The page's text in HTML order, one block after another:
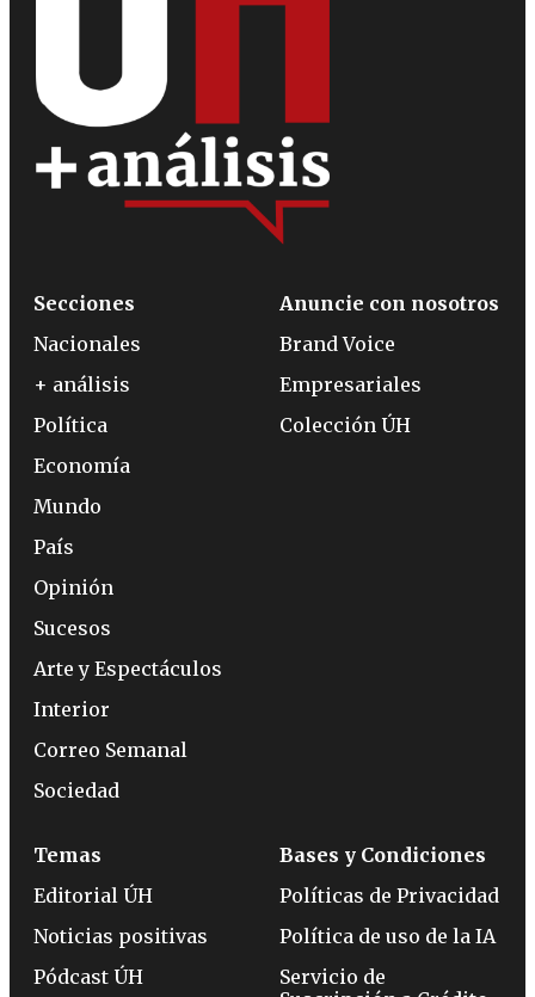
Secciones
Nacionales
+ análisis
Política
Economía
Mundo
País
Opinión
Sucesos
Arte y Espectáculos
Interior
Correo Semanal
Sociedad
Anuncie con nosotros
Brand Voice
Empresariales
Colección ÚH
Temas
Editorial ÚH
Noticias positivas
Pódcast ÚH
Bases y Condiciones
Políticas de Privacidad
Política de uso de la IA
Servicio de